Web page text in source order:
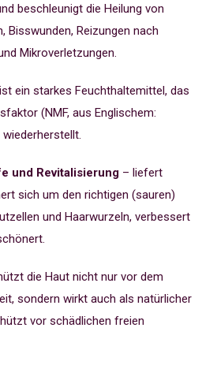
beschleunigt die Heilung von
Bisswunden, Reizungen nach
Mikroverletzungen.
ein starkes Feuchthaltemittel, das
(NMF, aus Englischem:
und Revitalisierung– liefert
sich um den richtigen (sauren)
und Haarwurzeln, verbessert
die Haut nicht nur vor dem
sondern wirkt auch als natürlicher
vor schädlichen freien